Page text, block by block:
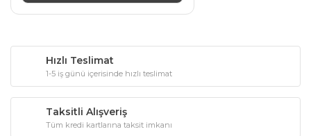
Hızlı Teslimat
1-5 iş günü içerisinde hızlı teslimat
Taksitli Alışveriş
Tüm kredi kartlarına taksit imkanı